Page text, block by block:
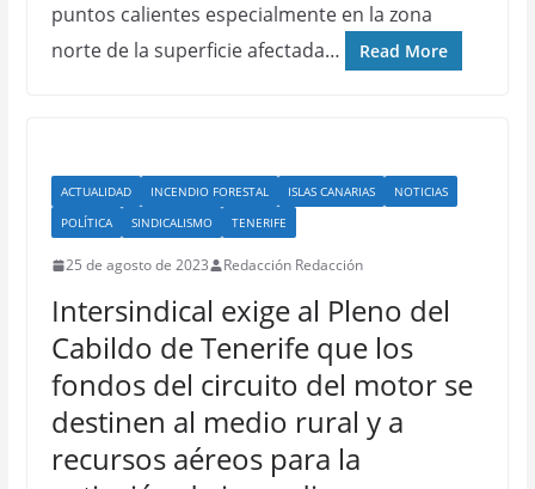
puntos calientes especialmente en la zona
norte de la superficie afectada…
Read More
ACTUALIDAD INCENDIO FORESTAL ISLAS CANARIAS
NOTICIAS
POLÍTICA
SINDICALISMO TENERIFE
25 de agosto de 2023 Redacción Redacción
Intersindical exige al Pleno del
Cabildo de Tenerife que los
fondos del circuito del motor se
destinen al medio rural y a
recursos aéreos para la